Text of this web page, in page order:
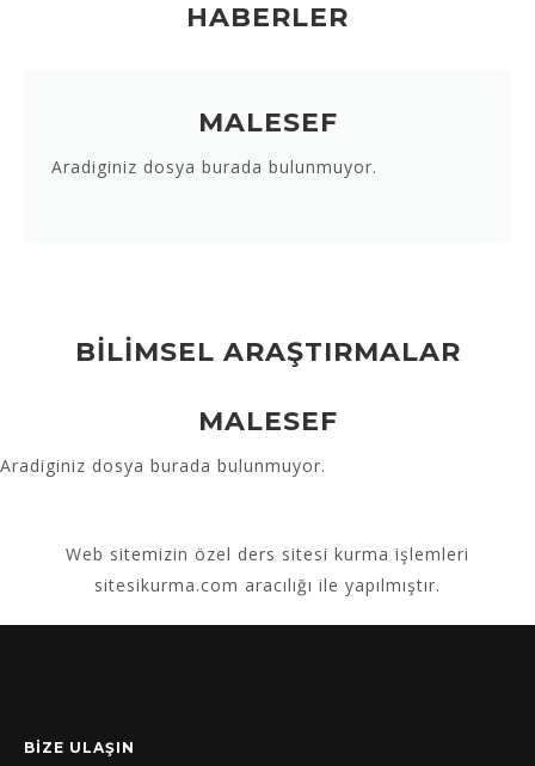
HABERLER
MALESEF
Aradiginiz dosya burada bulunmuyor.
BİLİMSEL ARAŞTIRMALAR
MALESEF
Aradiginiz dosya burada bulunmuyor.
Web sitemizin özel ders sitesi kurma işlemleri
sitesikurma.com aracılığı ile yapılmıştır.
BİZE ULAŞIN